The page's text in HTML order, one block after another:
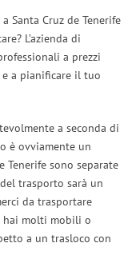
Santa Cruz de Tenerife
L’azienda di
a prezzi
a pianificare il tuo
a seconda di
è ovviamente un
Tenerife sono separate
trasporto sarà un
da trasportare
hai molti mobili o
a un trasloco con